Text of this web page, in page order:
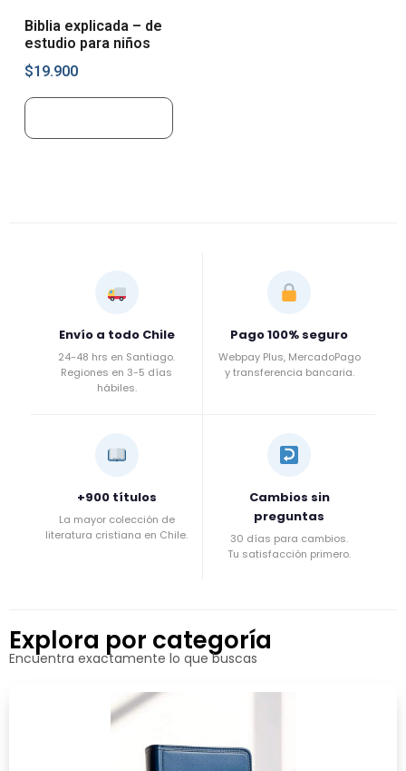
Biblia explicada – de
estudio para niños
$19.900
Envío a todo Chile
24-48 hrs en Santiago.
Regiones en 3-5 días
hábiles.
Pago 100% seguro
Webpay Plus, MercadoPago
y transferencia bancaria.
+900 títulos
La mayor colección de
literatura cristiana en Chile.
Cambios sin
preguntas
30 días para cambios.
Tu satisfacción primero.
Explora por categoría
Encuentra exactamente lo que buscas